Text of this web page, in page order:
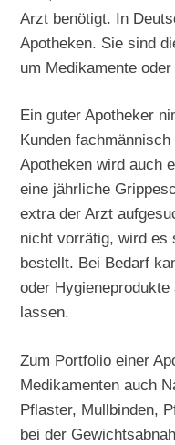
Arzt benötigt. In
Apotheken. Sie sind
um Medikamente
Ein guter Apotheker
Kunden
Apotheken wird auch
eine jährliche
extra der Arzt
nicht vorrätig, wird es
bestellt. Bei Bedarf
oder
lassen.
Zum Portfolio einer
Medikamenten auch
Pflaster, Mullbinden,
bei der